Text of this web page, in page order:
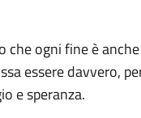
ogni fine è
essere davvero,
e speranza.